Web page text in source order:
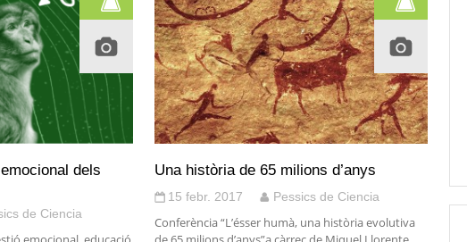
dels
de Ciencia
Una història de 65 milions d’anys
15 febr. 2017 Pessics de Ciencia
Conferència “L’ésser humà, una història evolutiva